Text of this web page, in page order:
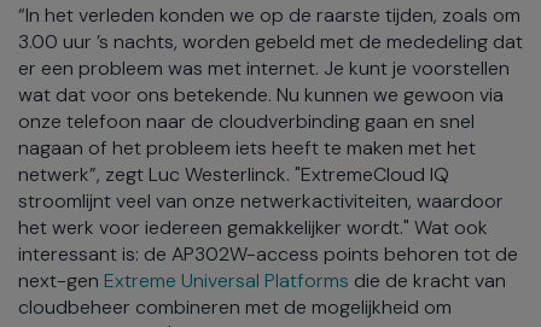
“In het verleden konden we op de raarste tijden, zoals om
3.00 uur ’s nachts, worden gebeld met de mededeling dat
er een probleem was met internet. Je kunt je voorstellen
wat dat voor ons betekende. Nu kunnen we gewoon via
onze telefoon naar de cloudverbinding gaan en snel
nagaan of het probleem iets heeft te maken met het
netwerk”, zegt Luc Westerlinck. "ExtremeCloud IQ
stroomlijnt veel van onze netwerkactiviteiten, waardoor
het werk voor iedereen gemakkelijker wordt." Wat ook
interessant is: de AP302W-access points behoren tot de
next-gen Extreme Universal Platforms die de kracht van
cloudbeheer combineren met de mogelijkheid om